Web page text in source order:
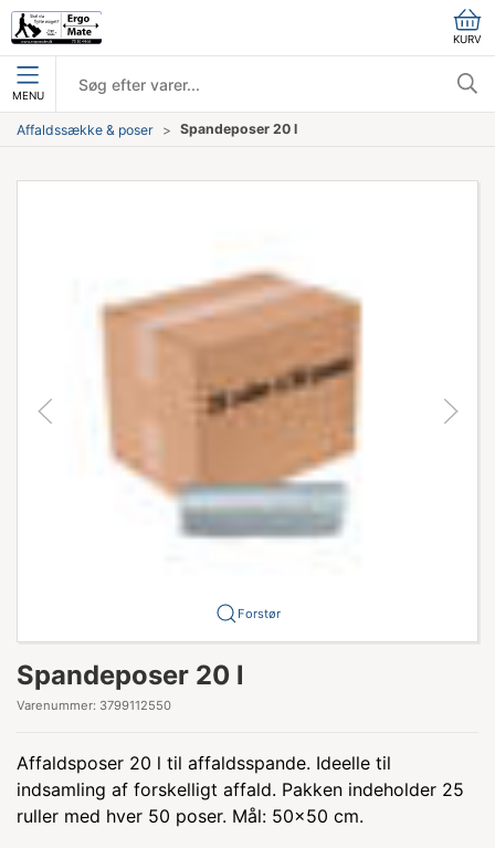
KURV
MENU
Affaldssække & poser Spandeposer 20 l
Forstør
Spandeposer 20 l
Varenummer: 3799112550
Affaldsposer 20 l til affaldsspande. Ideelle til
indsamling af forskelligt affald. Pakken indeholder 25
ruller med hver 50 poser. Mål: 50x50 cm.